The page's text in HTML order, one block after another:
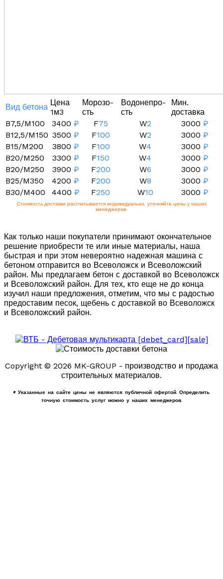
Вид бетона Цена
1м3
Морозо-
сть
Водонепро-
сть
Мин.
доставка
B7,5/M100
3400 ₽ F75 W2 3000 ₽
B12,5/M150 3500 ₽ F100 W2 3000 ₽
B15/M200
3800 ₽ F100 W4 3000 ₽
B20/M250
3300 ₽ F150 W4 3000 ₽
B20/M250
3900 ₽ F200 W6 3000 ₽
B25/M350
4200 ₽ F200 W8 3000 ₽
B30/M400
4400 ₽ F250 W10 3000 ₽
Стоимость доставки рассчитывается индивидуально, уточняйте цены у наших
менеджеров.
Как только наши покупатели принимают окончательное
решение приобрести те или иные материалы, наша
быстрая и при этом невероятно надежная машина с
бетоном отправится во Всеволожск и Всеволожский
район. Мы предлагаем бетон с доставкой во Всеволожск
и Всеволожский район. Для тех, кто еще не до конца
изучил наши предложения, отметим, что мы с радостью
предоставим песок, щебень с доставкой во Всеволожск
и Всеволожский район.
Copyright © 2026 MK-GROUP - производство и продажа
строительных материалов.
* Указанные на сайте цены не являются публичной офертой. Определить
точную стоимость услуг можно у наших менеджеров.